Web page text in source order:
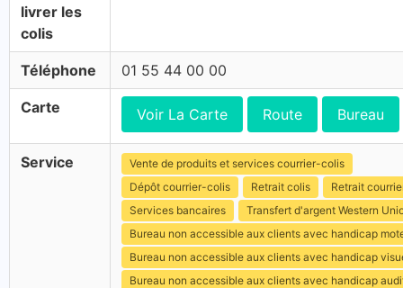
livrer les
colis
Téléphone 01 55 44 00 00
Carte Voir La Carte Route Bureau
Service
Vente de produits et services courrier-colis
Dépôt courrier-colis
Retrait colis
Retrait
Services bancaires
Transfert d'argent Western
Bureau non accessible aux clients avec handicap
Bureau non accessible aux clients avec handicap
Bureau non accessible aux clients avec handicap